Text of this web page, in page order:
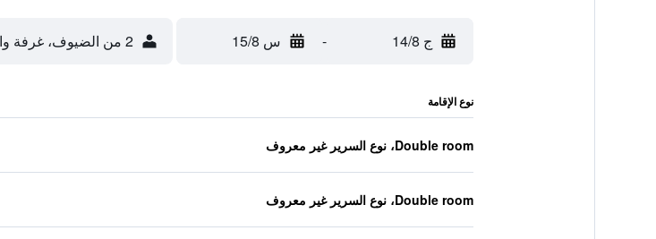
ج 14/8 - س 15/8 2 من الضيوف، غرفة واحدة
نوع الإقامة
Double room، نوع السرير غير معروف
Double room، نوع السرير غير معروف